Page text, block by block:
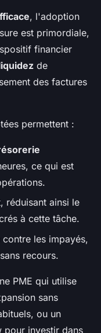
, l'adoption
est primordiale,
financier
de
des factures
permettent :
ce qui est
réduisant ainsi le
à cette tâche.
les impayés,
recours.
PME qui utilise
sans
ou un
pour investir dans